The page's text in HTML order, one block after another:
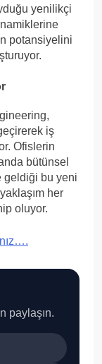
yenilikçi
potansiyelini
iş
Ofislerin
bütünsel
geldiği bu yeni
her
oluyor.
paylaşın.